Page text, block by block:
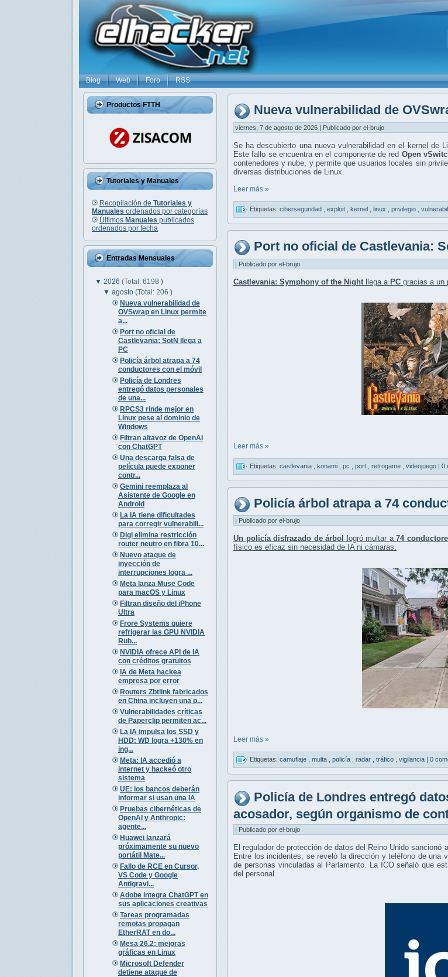
Blog Web Foro RSS
Productos FTTH
Tutoriales y Manuales
Recopilación de Tutoriales y
Manuales ordenados por categorías
Últimos Manuales publicados
ordenados por fecha
Entradas Mensuales
▼ 2026 (Total: 6198 )
▼agosto(Total: 206 )
Nueva vulnerabilidad de
OVSwrap en Linux permite
a...
Port no oficial de
Castlevania: SotN llega a
PC
Policía árbol atrapa a 74
conductores con el móvil
Policía de Londres
entregó datos personales
de una...
RPCS3 rinde mejor en
Linux pese al dominio de
Windows
Filtran altavoz de OpenAI
con ChatGPT
Una descarga falsa de
película puede exponer
contr...
Gemini reemplaza al
Asistente de Google en
Android
La IA tiene dificultades
para corregir vulnerabili...
Digi elimina restricción
router neutro en fibra 10...
Nuevo ataque de
inyección de
interrupciones logra ...
Meta lanza Muse Code
para macOS y Linux
Filtran diseño del iPhone
Ultra
Frore Systems quiere
refrigerar las GPU NVIDIA
Rub...
NVIDIA ofrece API de IA
con créditos gratuitos
IA de Meta hackea
empresa por error
Routers Zbtlink fabricados
en China incluyen una p...
Vulnerabilidades críticas
de Paperclip permiten ac...
La IA impulsa los SSD y
HDD: WD logra +130% en
ing...
Meta: IA accedió a
internet y hackeó otro
sistema
UE: los bancos deberán
informar si usan una IA
Pruebas cibernéticas de
OpenAI y Anthropic:
agente...
Huawei lanzará
próximamente su nuevo
portátil Mate...
Fallo de RCE en Cursor,
VS Code y Google
Antigravi...
Adobe integra ChatGPT en
sus aplicaciones creativas
Tareas programadas
remotas propagan
EtherRAT en do...
Mesa 26.2: mejoras
gráficas en Linux
Microsoft Defender
detiene ataque de
Nueva vulnerabilidad de
viernes, 7 de agosto de 2026 | Publicado por el-brujo
Se ha descubierto una nueva vulnerabilidad en el kernel de
Este fallo se encuentra en el componente de red Open
contenedores y nube, y permite que usuarios locales sin
diversas distribuciones de Linux.
Leer más »
Etiquetas: ciberseguridad exploit kernel linux privilegio
Port no oficial de Castlevania:
| Publicado por el-brujo
Castlevania: Symphony of the Night llega a PC gracias a un
Leer más »
Etiquetas: castlevania konami pc port retrogame videojuego | 0
Policía árbol atrapa a 74
| Publicado por el-brujo
Un policía disfrazado de árbol logró multar a74
físico es eficaz sin necesidad de IA ni cámaras.
Leer más »
Etiquetas: camuflaje multa policía radar tráfico vigilancia 0
Policía de Londres entregó
acosador, según organismo de
| Publicado por el-brujo
El regulador de protección de datos del Reino Unido
Entre los incidentes, se reveló la dirección y teléfono de
de personas vinculadas al Parlamento. La ICO señaló que
del personal.